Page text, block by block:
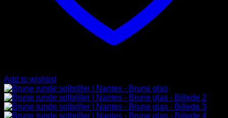
Add to wishlist